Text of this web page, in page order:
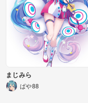
まじみら
ぱや88